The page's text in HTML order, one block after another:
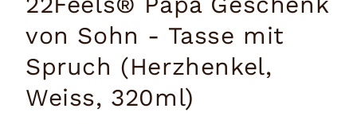
von Sohn - Tasse mit
Spruch (Herzhenkel,
Weiss, 320ml)